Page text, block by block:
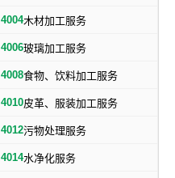
4004木材加工服务
4006玻璃加工服务
4008食物、饮料加工服务
4010皮革、服装加工服务
4012污物处理服务
4014水净化服务